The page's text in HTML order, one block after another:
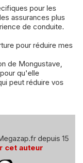
pour les
assurances plus
de conduite.
pour réduire mes
de Mongustave,
qu'elle
peut réduire vos
depuis 15
cet auteur